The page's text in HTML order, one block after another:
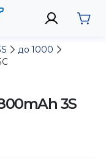
до 1000
3S